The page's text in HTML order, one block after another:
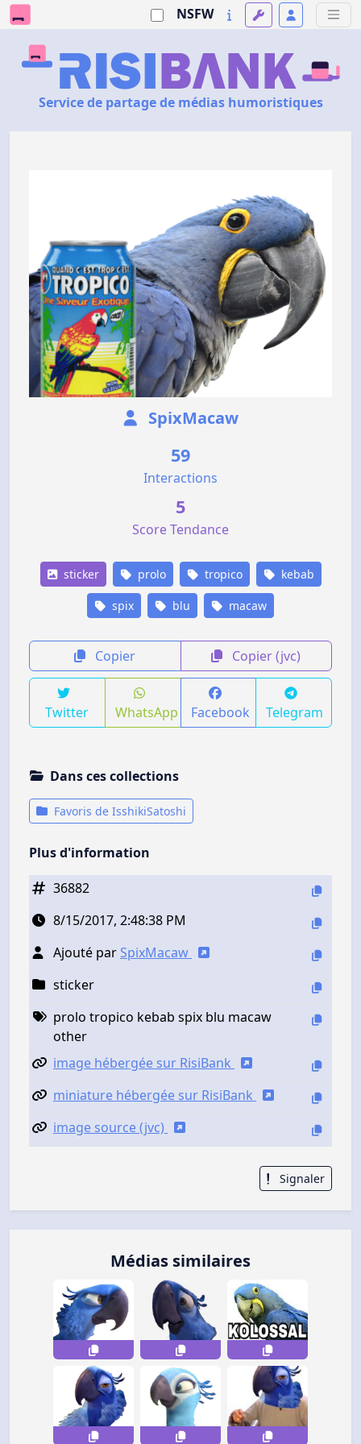
NSFW
Service de partage de médias humoristiques
SpixMacaw
59
Interactions
5
Score Tendance
sticker prolo tropico kebab
spix blu macaw
Copier Copier (jvc)
Twitter WhatsApp Facebook Telegram
Dans ces collections
Favoris de IsshikiSatoshi
Plus d'information
36882
8/15/2017, 2:48:38 PM
Ajouté par SpixMacaw
sticker
prolo tropico kebab spix blu macaw
other
image hébergée sur RisiBank
miniature hébergée sur RisiBank
image source (jvc)
Signaler
Médias similaires